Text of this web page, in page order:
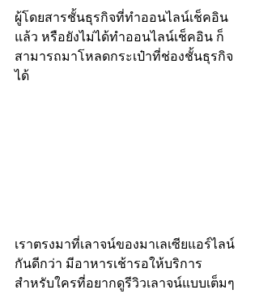
ผู้โดยสารชั้นธุรกิจที่ทำออนไลน์เช็คอิน
แล้ว หรือยังไม่ได้ทำออนไลน์เช็คอิน ก็
สามารถมาโหลดกระเป๋าที่ช่องชั้นธุรกิจ
ได้
เราตรงมาที่เลาจน์ของมาเลเซียแอร์ไลน์
กันดีกว่า มีอาหารเช้ารอให้บริการ
สำหรับใครที่อยากดูรีวิวเลาจน์แบบเต็มๆ